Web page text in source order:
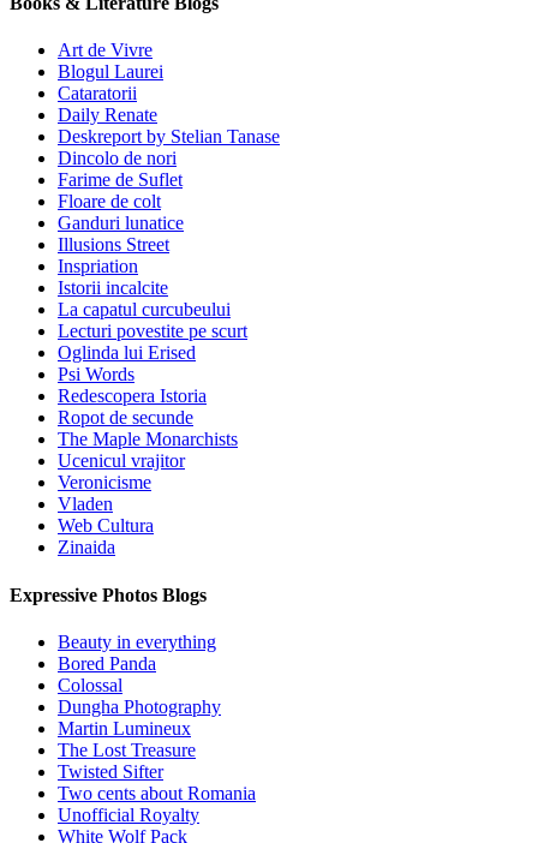
Art de Vivre
Blogul Laurei
Cataratorii
Daily Renate
Deskreport by Stelian Tanase
Dincolo de nori
Farime de Suflet
Floare de colt
Ganduri lunatice
Illusions Street
Inspriation
Istorii incalcite
La capatul curcubeului
Lecturi povestite pe scurt
Oglinda lui Erised
Psi Words
Redescopera Istoria
Ropot de secunde
The Maple Monarchists
Ucenicul vrajitor
Veronicisme
Vladen
Web Cultura
Zinaida
Expressive Photos Blogs
Beauty in everything
Bored Panda
Colossal
Dungha Photography
Martin Lumineux
The Lost Treasure
Twisted Sifter
Two cents about Romania
Unofficial Royalty
White Wolf Pack